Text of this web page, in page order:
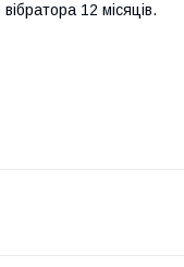
12 місяців.